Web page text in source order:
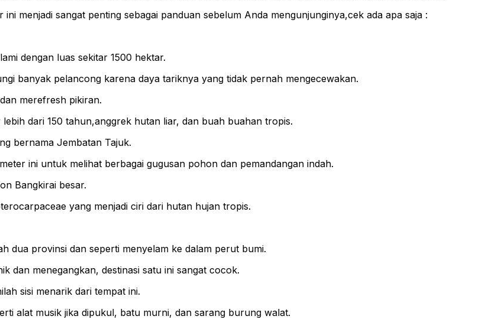
menjadi sangat penting sebagai panduan sebelum Anda mengunjunginya,cek ada apa saja :
dengan luas sekitar 1500 hektar.
banyak pelancong karena daya tariknya yang tidak pernah mengecewakan.
merefresh pikiran.
dari 150 tahun,anggrek hutan liar, dan buah buahan tropis.
bernama Jembatan Tajuk.
ini untuk melihat berbagai gugusan pohon dan pemandangan indah.
Bangkirai besar.
yang menjadi ciri dari hutan hujan tropis.
dua provinsi dan seperti menyelam ke dalam perut bumi.
dan menegangkan, destinasi satu ini sangat cocok.
sisi menarik dari tempat ini.
alat musik jika dipukul, batu murni, dan sarang burung walat.